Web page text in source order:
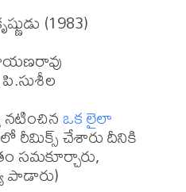
(1983)
ఒక లైలా
రీమిక్స్ చేశారు దీనికి
సమకూర్చారు,
పాడారు)